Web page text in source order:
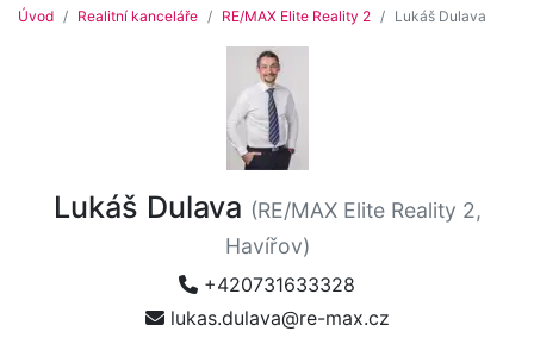
Úvod Realitní kanceláře RE/MAX Elite Reality 2 Lukáš Dulava
Lukáš Dulava (RE/MAX Elite Reality 2,
Havířov)
+420731633328
lukas.dulava@re-max.cz